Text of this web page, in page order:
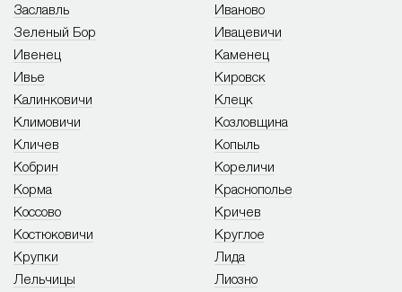
Заславль
Зеленый Бор
Иваново
Ивацевичи
Ивенец
Ивье
Калинковичи
Каменец
Кировск
Клецк
Климовичи
Кличев
Кобрин
Козловщина
Копыль
Кореличи
Корма
Коссово
Костюковичи
Краснополье
Кричев
Круглое
Крупки
Лельчицы
Лида
Лиозно